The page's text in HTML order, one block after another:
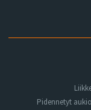
Pidennetyt